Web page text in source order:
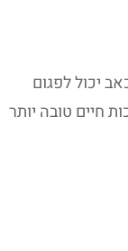
יכול לפגום
חיים טובה יותר